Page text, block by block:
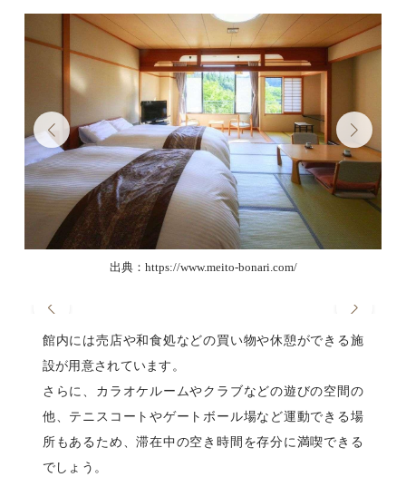
出典：https://www.meito-bonari.com/
館内には売店や和食処などの買い物や休憩ができる施
設が用意されています。
さらに、カラオケルームやクラブなどの遊びの空間の
他、テニスコートやゲートボール場など運動できる場
所もあるため、滞在中の空き時間を存分に満喫できる
でしょう。